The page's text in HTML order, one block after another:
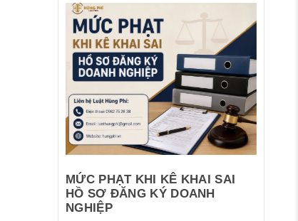
MỨC PHẠT KHI KÊ KHAI SAI
HỒ SƠ ĐĂNG KÝ DOANH
NGHIỆP